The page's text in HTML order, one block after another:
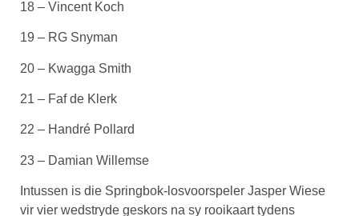
18 – Vincent Koch
19 – RG Snyman
20 – Kwagga Smith
21 – Faf de Klerk
22 – Handré Pollard
23 – Damian Willemse
Intussen is die Springbok-losvoorspeler Jasper Wiese
vir vier wedstryde geskors na sy rooikaart tydens